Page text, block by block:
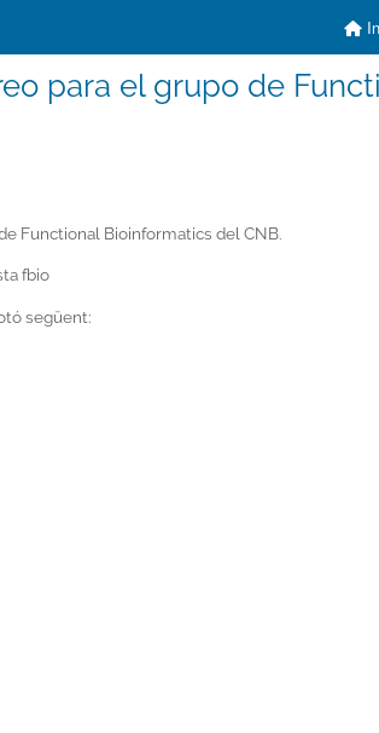
para el grupo de
Functional Bioinformatics del CNB.
fbio
següent: